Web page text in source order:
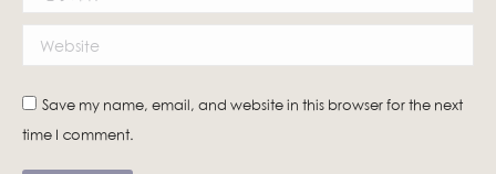
Website
Save my name, email, and website in this browser for the next
time I comment.